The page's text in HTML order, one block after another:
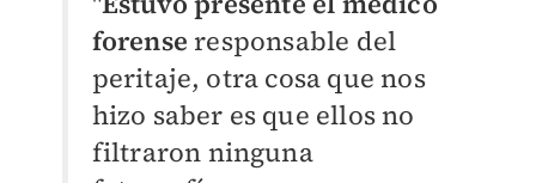
forense responsable del
peritaje, otra cosa que nos
hizo saber es que ellos no
filtraron ninguna